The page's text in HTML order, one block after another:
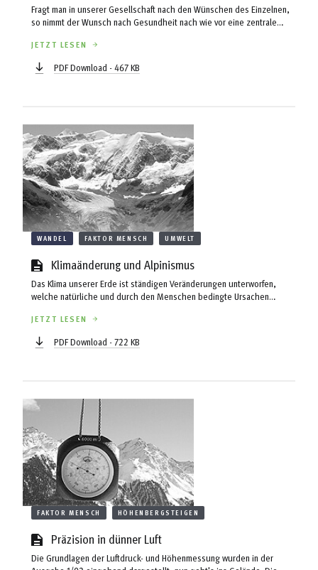
Fragt man in unserer Gesellschaft nach den Wünschen des Einzelnen,
so nimmt der Wunsch nach Gesundheit nach wie vor eine zentrale
letzten Jahrzehnten stark geändert. Gemäß der Definition der
Weltgesundheitsorganisation (WHO) 1946 wurde Gesundheit als
„vollkommenes körperliches, seelisches und soziales Wohlbefinden“
JETZT LESEN
PDF Download - 467 KB
WANDEL FAKTOR MENSCH UMWELT
Klimaänderung und Alpinismus
Das Klima unserer Erde ist ständigen Veränderungen unterworfen,
welche natürliche und durch den Menschen bedingte Ursachen
“Kleinen Eiszeit“ um 1850, hat sich das Klima erwärmt, was sich in
einem tendenziellen Gletscherschwund äußert. Jeder Alpinist hat
schon Auswirkungen dieser Klimaänderung kennen gelernt, die von
JETZT LESEN
PDF Download - 722 KB
FAKTOR MENSCH HÖHENBERGSTEIGEN
Präzision in dünner Luft
Die Grundlagen der Luftdruck- und Höhenmessung wurden in der